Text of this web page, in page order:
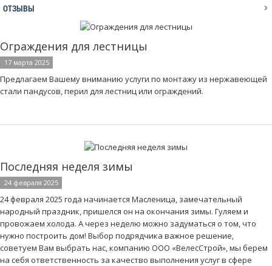
ОТЗЫВЫ
Ограждения для лестницы
17 марта 2025
Предлагаем Вашему вниманию услуги по монтажу из нержавеющей
стали пандусов, перил для лестниц или ограждений.
Последняя неделя зимы
24 февраля 2025
24 февраля 2025 года начинается Масленица, замечательный
народный праздник, пришелся он на окончания зимы. Гуляем и
провожаем холода. А через неделю можно задуматься о том, что
нужно построить дом! Выбор подрядчика важное решение,
советуем Вам выбрать нас, компанию ООО «ВелесСтрой», мы берем
на себя ответственность за качество выполнения услуг в сфере